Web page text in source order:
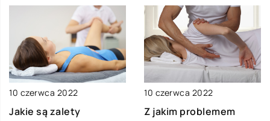
10 czerwca 2022
Jakie są zalety
10 czerwca 2022
Z jakim problemem